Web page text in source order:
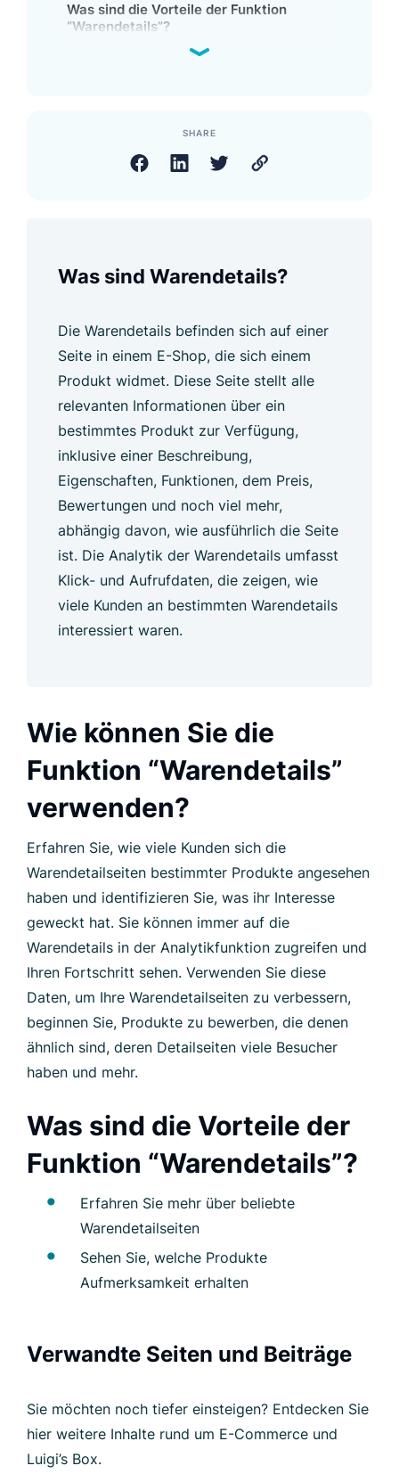
Was sind die Vorteile der Funktion
“Warendetails”?
SHARE
Was sind Warendetails?
Die Warendetails befinden sich auf einer
Seite in einem E-Shop, die sich einem
Produkt widmet. Diese Seite stellt alle
relevanten Informationen über ein
bestimmtes Produkt zur Verfügung,
inklusive einer Beschreibung,
Eigenschaften, Funktionen, dem Preis,
Bewertungen und noch viel mehr,
abhängig davon, wie ausführlich die Seite
ist. Die Analytik der Warendetails umfasst
Klick- und Aufrufdaten, die zeigen, wie
viele Kunden an bestimmten Warendetails
interessiert waren.
Wie können Sie die
Funktion “Warendetails”
verwenden?
Erfahren Sie, wie viele Kunden sich die
Warendetailseiten bestimmter Produkte angesehen
haben und identifizieren Sie, was ihr Interesse
geweckt hat. Sie können immer auf die
Warendetails in der Analytikfunktion zugreifen und
Ihren Fortschritt sehen. Verwenden Sie diese
Daten, um Ihre Warendetailseiten zu verbessern,
beginnen Sie, Produkte zu bewerben, die denen
ähnlich sind, deren Detailseiten viele Besucher
haben und mehr.
Was sind die Vorteile der
Funktion “Warendetails”?
Erfahren Sie mehr über beliebte
Warendetailseiten
Sehen Sie, welche Produkte
Aufmerksamkeit erhalten
Verwandte Seiten und Beiträge
Sie möchten noch tiefer einsteigen? Entdecken Sie
hier weitere Inhalte rund um E-Commerce und
Luigi’s Box.